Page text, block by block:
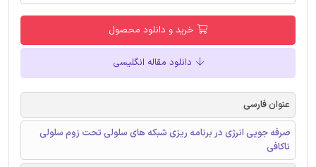
خرید و دانلود محصول
دانلود مقاله انگلیسی
عنوان فارسی
صرفه جویی انرژی در برنامه ریزی شبکه های سلولی تحت زوم سلولی
ناکافی